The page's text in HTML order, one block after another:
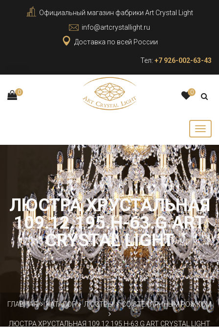
Официальный магазин фабрики Art Crystal Light
info@artcrystallight.ru
Доставка по всей России
Тел: +7 926-002-63-43
0 0
ЛЮСТРА ХРУСТАЛЬНАЯ
109.12.195.H-63.G ART
CRYSTAL LIGHT
ГЛАВНАЯ КАТАЛОГ ЛЮСТРЫ СО СТЕКЛЯННЫМ РОЖКОМ
ЛЮСТРА ХРУСТАЛЬНАЯ 109.12.195.H-63.G ART CRYSTAL LIGHT